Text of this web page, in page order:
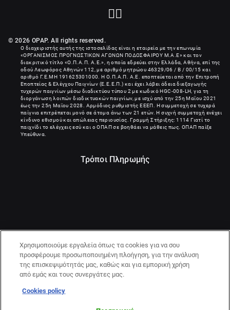
© 2026 OPAP. All rights reserved.
Ο διαχειριστής αυτής της ιστοσελίδας είναι η εταιρεία με την επωνυμία
«ΟΡΓΑΝΙΣΜΟΣ ΠΡΟΓΝΩΣΤΙΚΩΝ ΑΓΩΝΩΝ ΠΟΔΟΣΦΑΙΡΟΥ Μ.Α.Ε» και τον
διακριτικό τίτλο «Ο.Π.Α.Π. Α.Ε.», η οποία εδρεύει στην Ελλάδα, Αθήνα, επί της
οδού Λεωφόρος Αθηνών 112, με αριθμό μητρώου 46329/06 / B / 00/15 και
αριθμό Γ.Ε.ΜΗ 191625301000
. Η Ο.Π.Α.Π. Α.Ε. εποπτεύεται από την Επιτροπή
Εποπτείας & Ελέγχου Παιγνίων (Ε.Ε.Ε.Π.) και έχει λάβει άδεια διεξαγωγής
τυχερών παιγνίων μέσω διαδικτύου τύπου 2 με κωδικό HGC-008-LH, για τη
διοργάνωση λοιπών διαδικτυακών παιγνίων, με ισχύ από την 25η Μαΐου 2021
έως την 25η Μαΐου 2028. Αρμόδιος ρυθμιστής ΕΕΕΠ. Η συμμετοχή σε τυχερά
παίγνια επιτρέπεται μονό σε άτομα άνω των 21 ετών. Η συχνή συμμετοχή ενέχει
κίνδυνο εθισμού και απώλειας περιουσίας. Γραμμή Στήριξης: 1114 Γιατί το
παιχνίδι το ελέγχεις εσύ και ο ΟΠΑΠ σε βοηθάει να μάθεις πως. ΟΠΑΠ παίξε
Υπεύθυνα.
Τρόποι Πληρωμής
Χρησιμοποιούμε εργαλεία όπως τα cookies για να σου
προσφέρουμε προσωποποιημένη πλοήγηση, για την ανάλυση
της επισκεψιμότητάς μας, καθώς και για εμπορική χρήση
από εμάς και τους συνεργάτες μας.
Cookies policy